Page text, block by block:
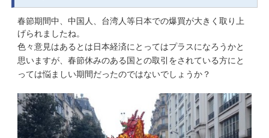
春節期間中、 中国人、台湾人等日本での爆買が大きく取り上
げられましたね。
色々意見はあるとは日本経済にとってはプラスになろうかと
思いますが、春節休みのある国との取引をされている方にと
っては悩ましい期間だったのではないでしょうか？